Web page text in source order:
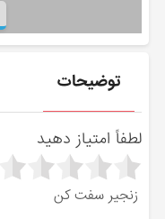
توضیحات
لطفاً امتیاز دهید
زنجير سفت كن